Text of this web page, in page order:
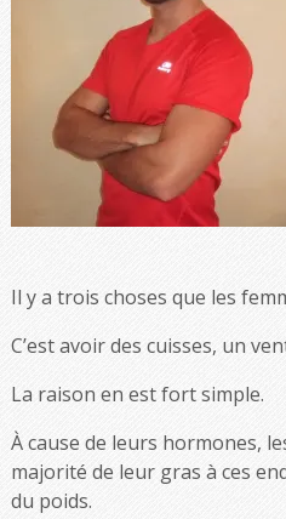
Il y a trois choses que les
C’est avoir des cuisses, un
La raison en est fort simple.
À cause de leurs hormones,
majorité de leur gras à ces
du poids.